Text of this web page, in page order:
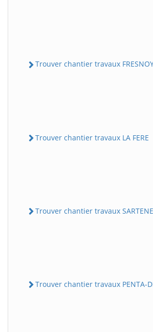
Trouver chantier travaux
Trouver chantier travaux LA FERE
Trouver chantier travaux SARTENE
Trouver chantier travaux PENTA-